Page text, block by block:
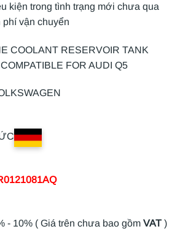
kiện trong tình trạng mới chưa qua
vận chuyển
COOLANT RESERVOIR TANK
FOR AUDI Q5
- 10% ( Giá trên chưa bao gồmVAT )